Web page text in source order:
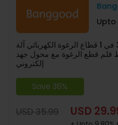
Upto
قاطع الرغوة الكهربائية 3 في 1 قطاع الرغوة الكهربائي آلة
بقلم أدوات 18 واط قلم قطع الرغوة مع محول جهد
إلكتروني
Save 36%
USD 35.99 USD